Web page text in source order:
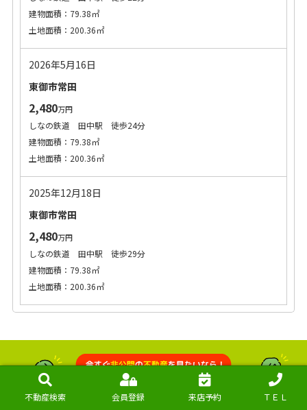
不動産検索 会員登録 来店予約 ＴＥＬ
建物面積：79.38㎡
土地面積：200.36㎡
2026年5月16日
東御市常田
2,480万円
しなの鉄道 田中駅 徒歩24分
建物面積：79.38㎡
土地面積：200.36㎡
2025年12月18日
東御市常田
2,480万円
しなの鉄道 田中駅 徒歩29分
建物面積：79.38㎡
土地面積：200.36㎡